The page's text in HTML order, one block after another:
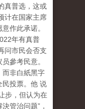
真普选，这或
计在国家主席
作此承诺。
年有真普
问市民会否支
參考民意。
而非白紙黑字
民投票。他 说
步，但认为在
管治问题”，